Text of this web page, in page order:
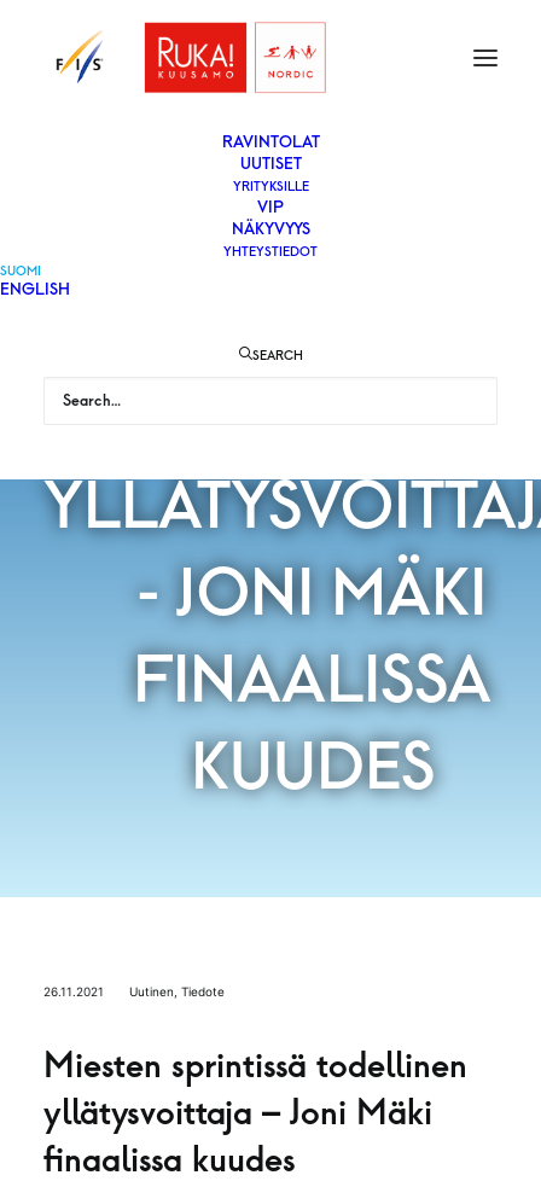
VAPAAEHTOISEKSI
YLEISÖLLE
­RAVINTOLAT
UUTISET
YRITYKSILLE
VIP
NÄKYVYYS
YHTEYSTIEDOT
SUOMI
ENGLISH
SEARCH
MIESTEN
SPRINTISSÄ
TODELLINEN
- JONI MÄKI
FINAALISSA
KUUDES
26.11.2021 Uutinen Tiedote
Miesten sprintissä todellinen
yllätysvoittaja – Joni Mäki
finaalissa kuudes